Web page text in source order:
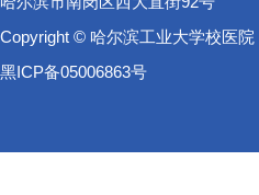
Copyright © 哈尔滨工业大学校医院
黑ICP备05006863号